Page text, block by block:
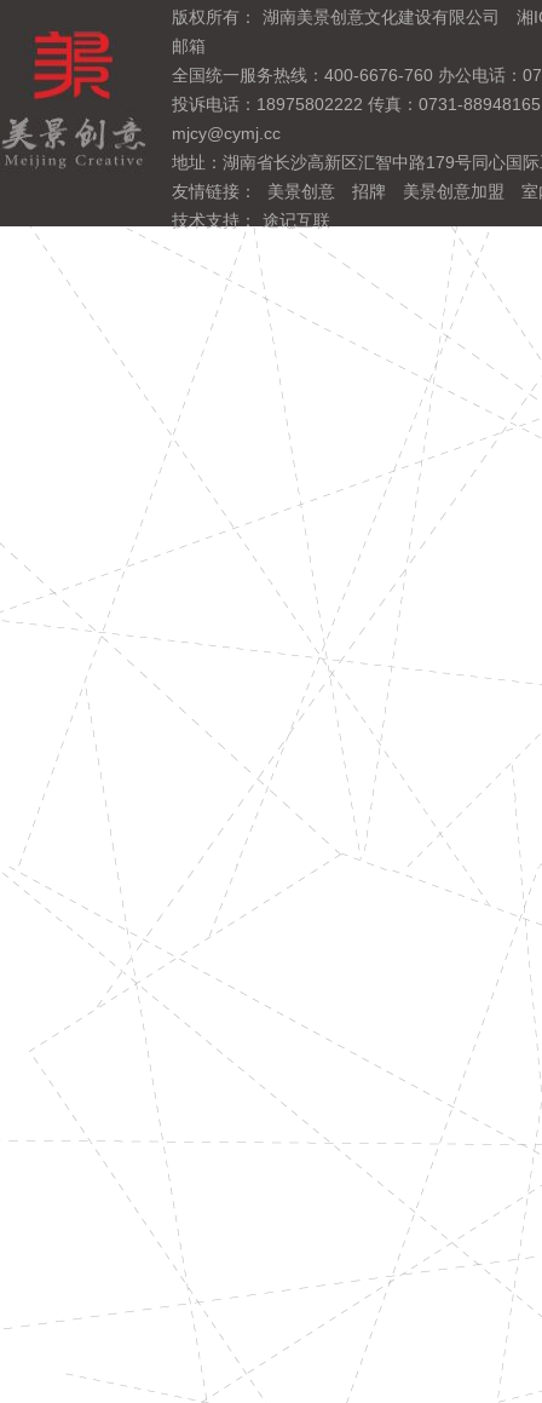
版权所有： 湖南美景创意文化建设有限公司
湘
邮箱
全国统一服务热线：400-6676-760 办公电话：
投诉电话：18975802222 传真：0731-
mjcy@cymj.cc
地址：湖南省长沙高新区汇智中路179号同心国
友情链接：
美景创意 招牌 美景创意加盟
室
技术支持：
途记互联